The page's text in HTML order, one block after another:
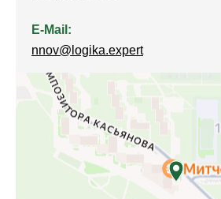
E-Mail:
nnov@logika.expert